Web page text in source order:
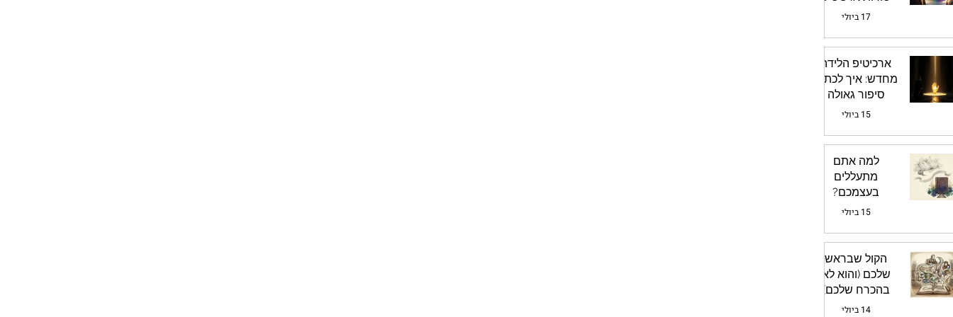
הקומדיה
17 ביולי
ארכיטיפ הלידה
מחדש: איך לכתוב
סיפור גאולה
מרגש
15 ביולי
למה אתם
מתעללים
בעצמכם?
הטרגדיה של
ראשונה לספר
מלוטש
15 ביולי
הקול שבראש
שלכם (והוא לא
בהכרח שלכם)
14 ביולי